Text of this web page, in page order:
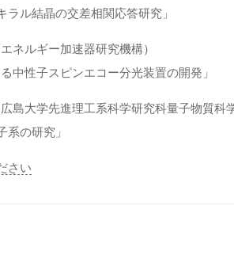
ラル結晶の交差相関応答研究」
ルギー加速器研究機構）
中性子スピンエコー分光装置の開発」
大学先進理工系科学研究科量子物質科学
系の研究」
さい